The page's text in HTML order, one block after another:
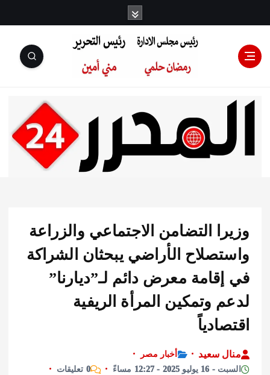
رئيس مجلس
الإدارة: رمضان
التحرير:مني أمين
التضامن الاجتماعي والزراعة
الأراضي يبحثان الشراكة
معرض دائم لـ”ديارنا”
وتمكين المرأة الريفية
سعيد
أخبار مصر
0 تعليقات